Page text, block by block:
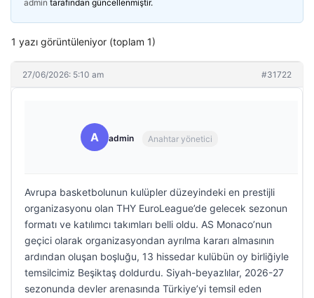
admin tarafından güncellenmiştir.
1 yazı görüntüleniyor (toplam 1)
27/06/2026: 5:10 am #31722
A admin Anahtar yönetici
Avrupa basketbolunun kulüpler düzeyindeki en prestijli
organizasyonu olan THY EuroLeague’de gelecek sezonun
formatı ve katılımcı takımları belli oldu. AS Monaco’nun
geçici olarak organizasyondan ayrılma kararı almasının
ardından oluşan boşluğu, 13 hissedar kulübün oy birliğiyle
temsilcimiz Beşiktaş doldurdu. Siyah-beyazlılar, 2026-27
sezonunda devler arenasında Türkiye’yi temsil eden